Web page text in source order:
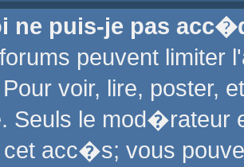
ne puis-je pas
peuvent
voir, lire, poster,
Seuls le mod�rateur
acc�s; vous